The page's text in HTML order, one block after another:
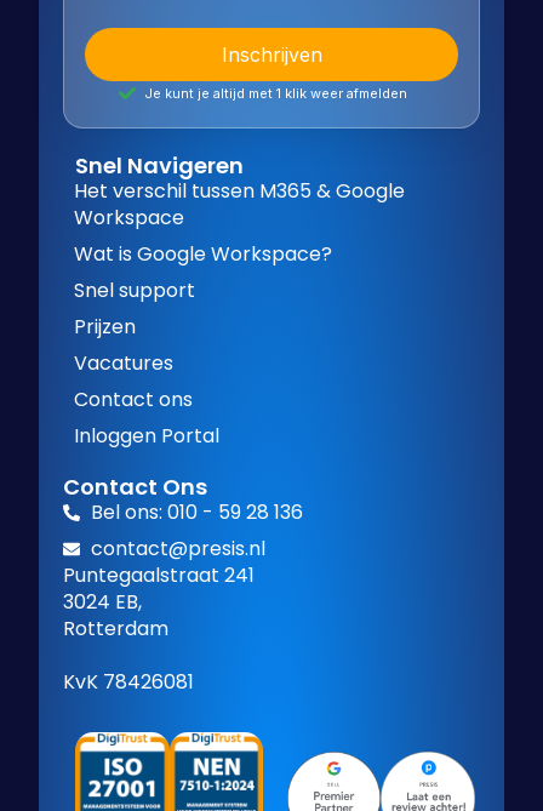
Je kunt je altijd met 1 klik weer afmelden
Snel Navigeren
Het verschil tussen M365 & Google
Workspace
Wat is Google Workspace?
Snel support
Prijzen
Vacatures
Contact ons
Inloggen Portal
Contact Ons
Bel ons: 010 - 59 28 136
contact@presis.nl
Puntegaalstraat 241
3024 EB,
Rotterdam
KvK 78426081